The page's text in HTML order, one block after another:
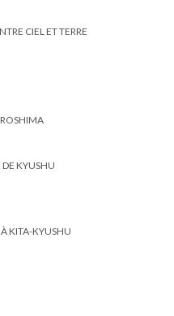
CIEL ET TERRE
KYUSHU
KITA-KYUSHU